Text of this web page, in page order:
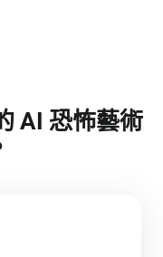
AI 恐怖藝術